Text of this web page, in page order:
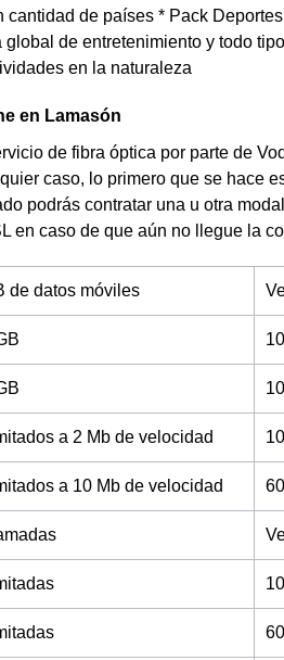
de países * Pack
de entretenimiento y todo
en la naturaleza
en Lamasón
de fibra óptica por parte de
caso, lo primero que se hace
podrás contratar una u otra
en caso de que aún no llegue la
de datos móviles
a 2 Mb de velocidad
a 10 Mb de velocidad